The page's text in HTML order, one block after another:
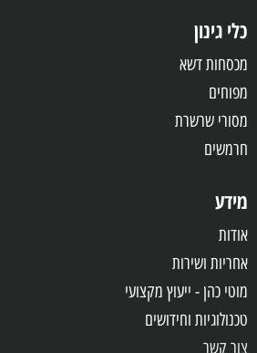
כלי גינון
מכסחות דשא
מפוחים
מסורי שרשרת
חרמשים
מידע
אודות
אחריות ושירות
מוטי כהן - ייעוץ מקצועי
טכנולוגיות וחידושים
צור קשר